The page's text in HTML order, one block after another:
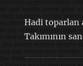
Hadi toparlan
Takımının